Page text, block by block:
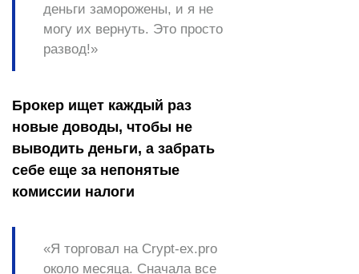
деньги заморожены, и я не
могу их вернуть. Это просто
развод!»
Брокер ищет каждый раз
новые доводы, чтобы не
выводить деньги, а забрать
себе еще за непонятые
комиссии налоги
«Я торговал на Crypt-ex.pro
около месяца. Сначала все